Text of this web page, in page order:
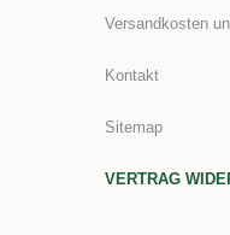
Versandkosten
Kontakt
Sitemap
VERTRAG